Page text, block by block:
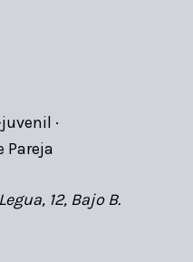
·
Pareja
12, Bajo B.